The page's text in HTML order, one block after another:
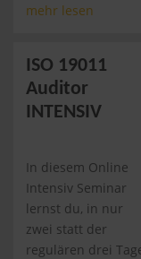
mehr lesen
ISO 19011
Auditor
INTENSIV
In diesem Online
Intensiv Seminar
lernst du, in nur
zwei statt der
regulären drei